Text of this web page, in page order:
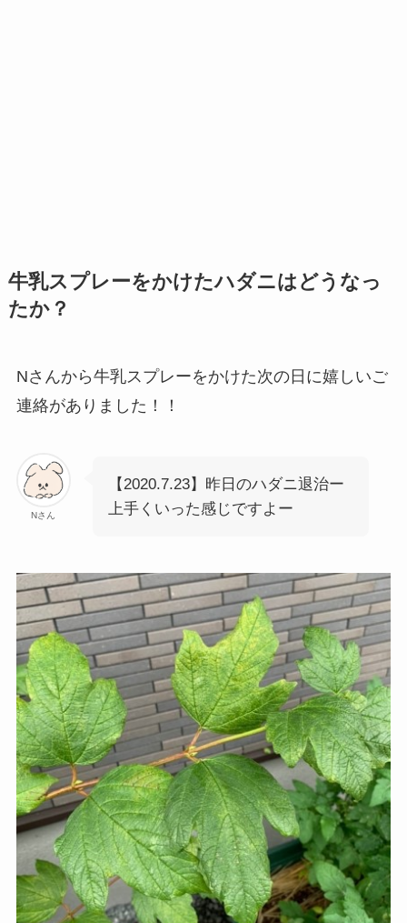
牛乳スプレーをかけたハダニはどうなっ
たか？
Nさんから牛乳スプレーをかけた次の日に嬉しいご
連絡がありました！！
Nさん
【2020.7.23】昨日のハダニ退治ー
上手くいった感じですよー